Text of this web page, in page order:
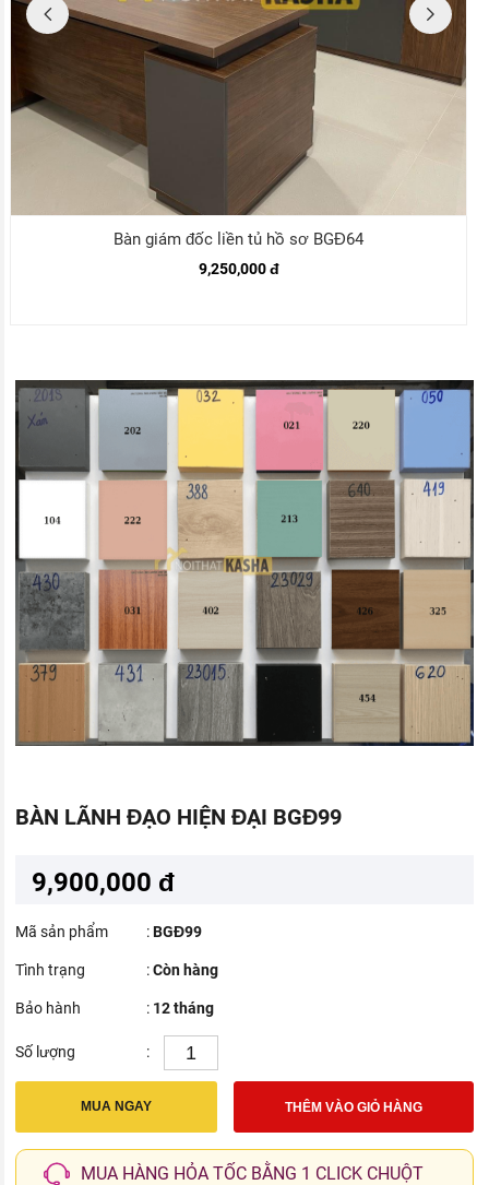
Bàn làm việc quản lý BGĐ89
BÀN LÃNH ĐẠO HIỆN ĐẠI BGĐ99
9,900,000 đ
Mã sản phẩm :BGĐ99
Tình trạng :Còn hàng
Bảo hành : 12 tháng
Số lượng :
MUA NGAY THÊM VÀO GIỎ HÀNG
MUA HÀNG HỎA TỐC BẰNG 1 CLICK CHUỘT